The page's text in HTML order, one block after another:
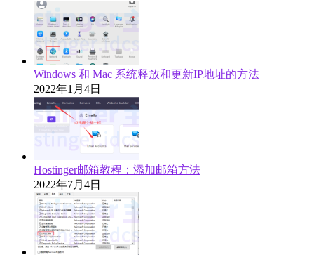
Windows 和 Mac 系统释放和更新IP地址的方法
2022年1月4日
Hostinger邮箱教程：添加邮箱方法
2022年7月4日